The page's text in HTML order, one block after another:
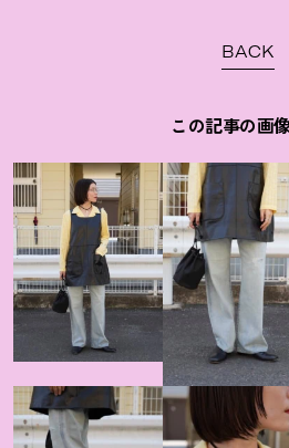
BACK
この記事の画